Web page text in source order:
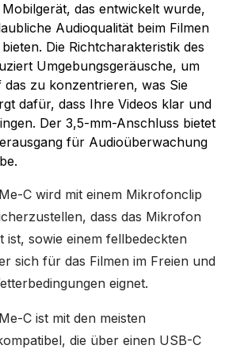
das entwickelt wurde,
Audioqualität beim Filmen
Die Richtcharakteristik des
Umgebungsgeräusche, um
das zu konzentrieren, was Sie
dafür, dass Ihre Videos klar und
Der 3,5-mm-Anschluss bietet
für Audioüberwachung
C wird mit einem Mikrofonclip
dass das Mikrofon
ist, sowie einem fellbedeckten
sich für das Filmen im Freien und
eignet.
C ist mit den meisten
die über einen USB-C